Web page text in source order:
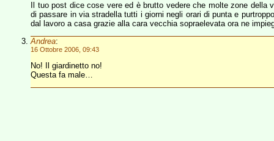
Il tuo post dice cose vere ed è brutto vedere che molte zone
di passare in via stradella tutti i giorni negli orari di punta e
dal lavoro a casa grazie alla cara vecchia sopraelevata ora ne
Andrea:
16 Ottobre 2006, 09:43
No! Il giardinetto no!
Questa fa male…